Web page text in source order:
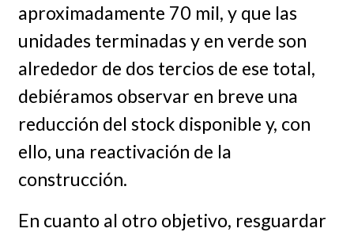
aproximadamente 70 mil, y que las
unidades terminadas y en verde son
alrededor de dos tercios de ese total,
debiéramos observar en breve una
reducción del stock disponible y, con
ello, una reactivación de la
construcción.
En cuanto al otro objetivo, resguardar